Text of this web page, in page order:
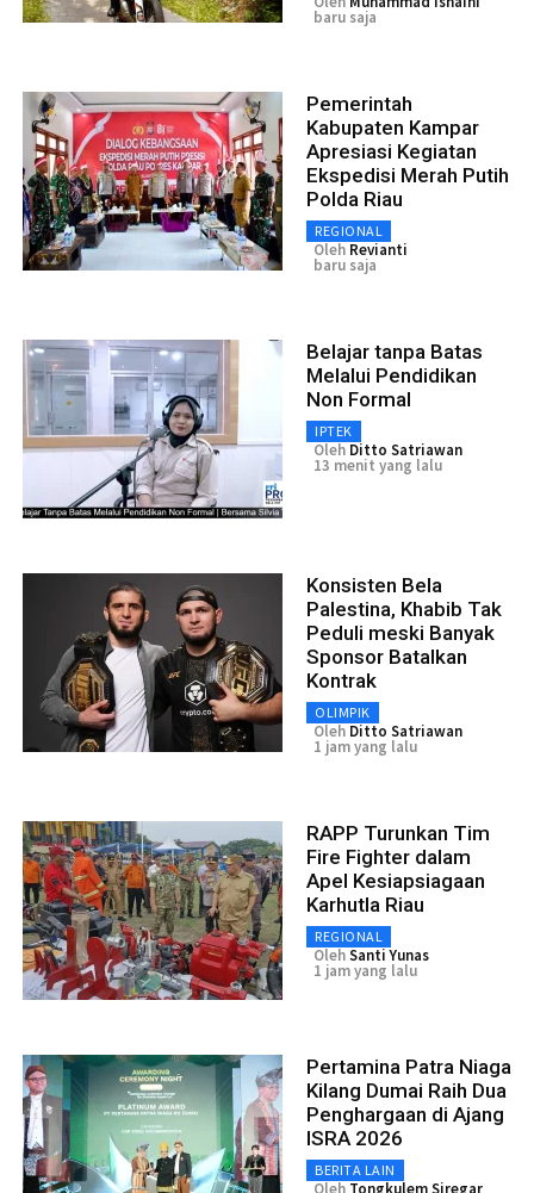
baru saja
Pemerintah
Kabupaten Kampar
Apresiasi Kegiatan
Ekspedisi Merah Putih
Polda Riau
REGIONAL
Oleh Revianti
baru saja
Belajar tanpa Batas
Melalui Pendidikan
Non Formal
IPTEK
Oleh Ditto Satriawan
13 menit yang lalu
Konsisten Bela
Palestina, Khabib Tak
Peduli meski Banyak
Sponsor Batalkan
Kontrak
OLIMPIK
Oleh Ditto Satriawan
1 jam yang lalu
RAPP Turunkan Tim
Fire Fighter dalam
Apel Kesiapsiagaan
Karhutla Riau
REGIONAL
OlehSanti Yunas
1 jam yang lalu
Pertamina Patra Niaga
Kilang Dumai Raih Dua
Penghargaan di Ajang
ISRA 2026
BERITA LAIN
Oleh Tongkulem Siregar